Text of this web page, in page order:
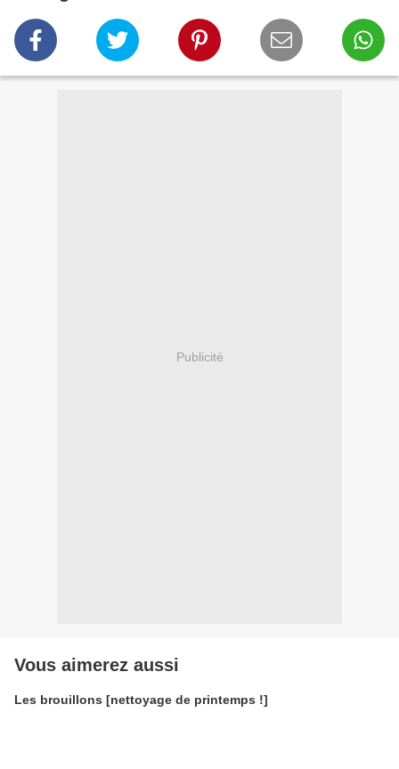
Publicité
Vous aimerez aussi
Les brouillons [nettoyage de printemps !]